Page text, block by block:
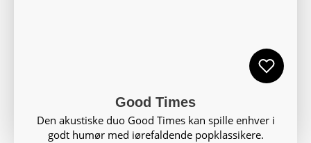
Good Times
Den akustiske duo Good Times kan spille enhver i
godt humør med iørefaldende popklassikere.